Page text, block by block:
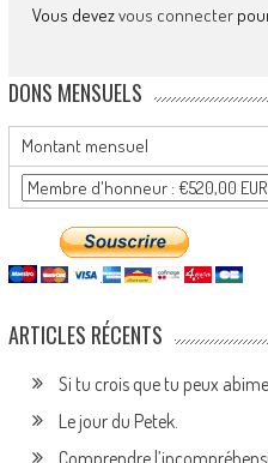
Vous devezvous connecter
DONS MENSUELS
Montant mensuel
ARTICLES RÉCENTS
Si tu crois que tu peux
Le jour du Petek.
Comprendre